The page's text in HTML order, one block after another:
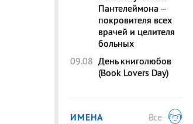
Пантелеймона –
покровителя всех
врачей и целителя
больных
09.08 День книголюбов
(Book Lovers Day)
ИМЕНА
Все